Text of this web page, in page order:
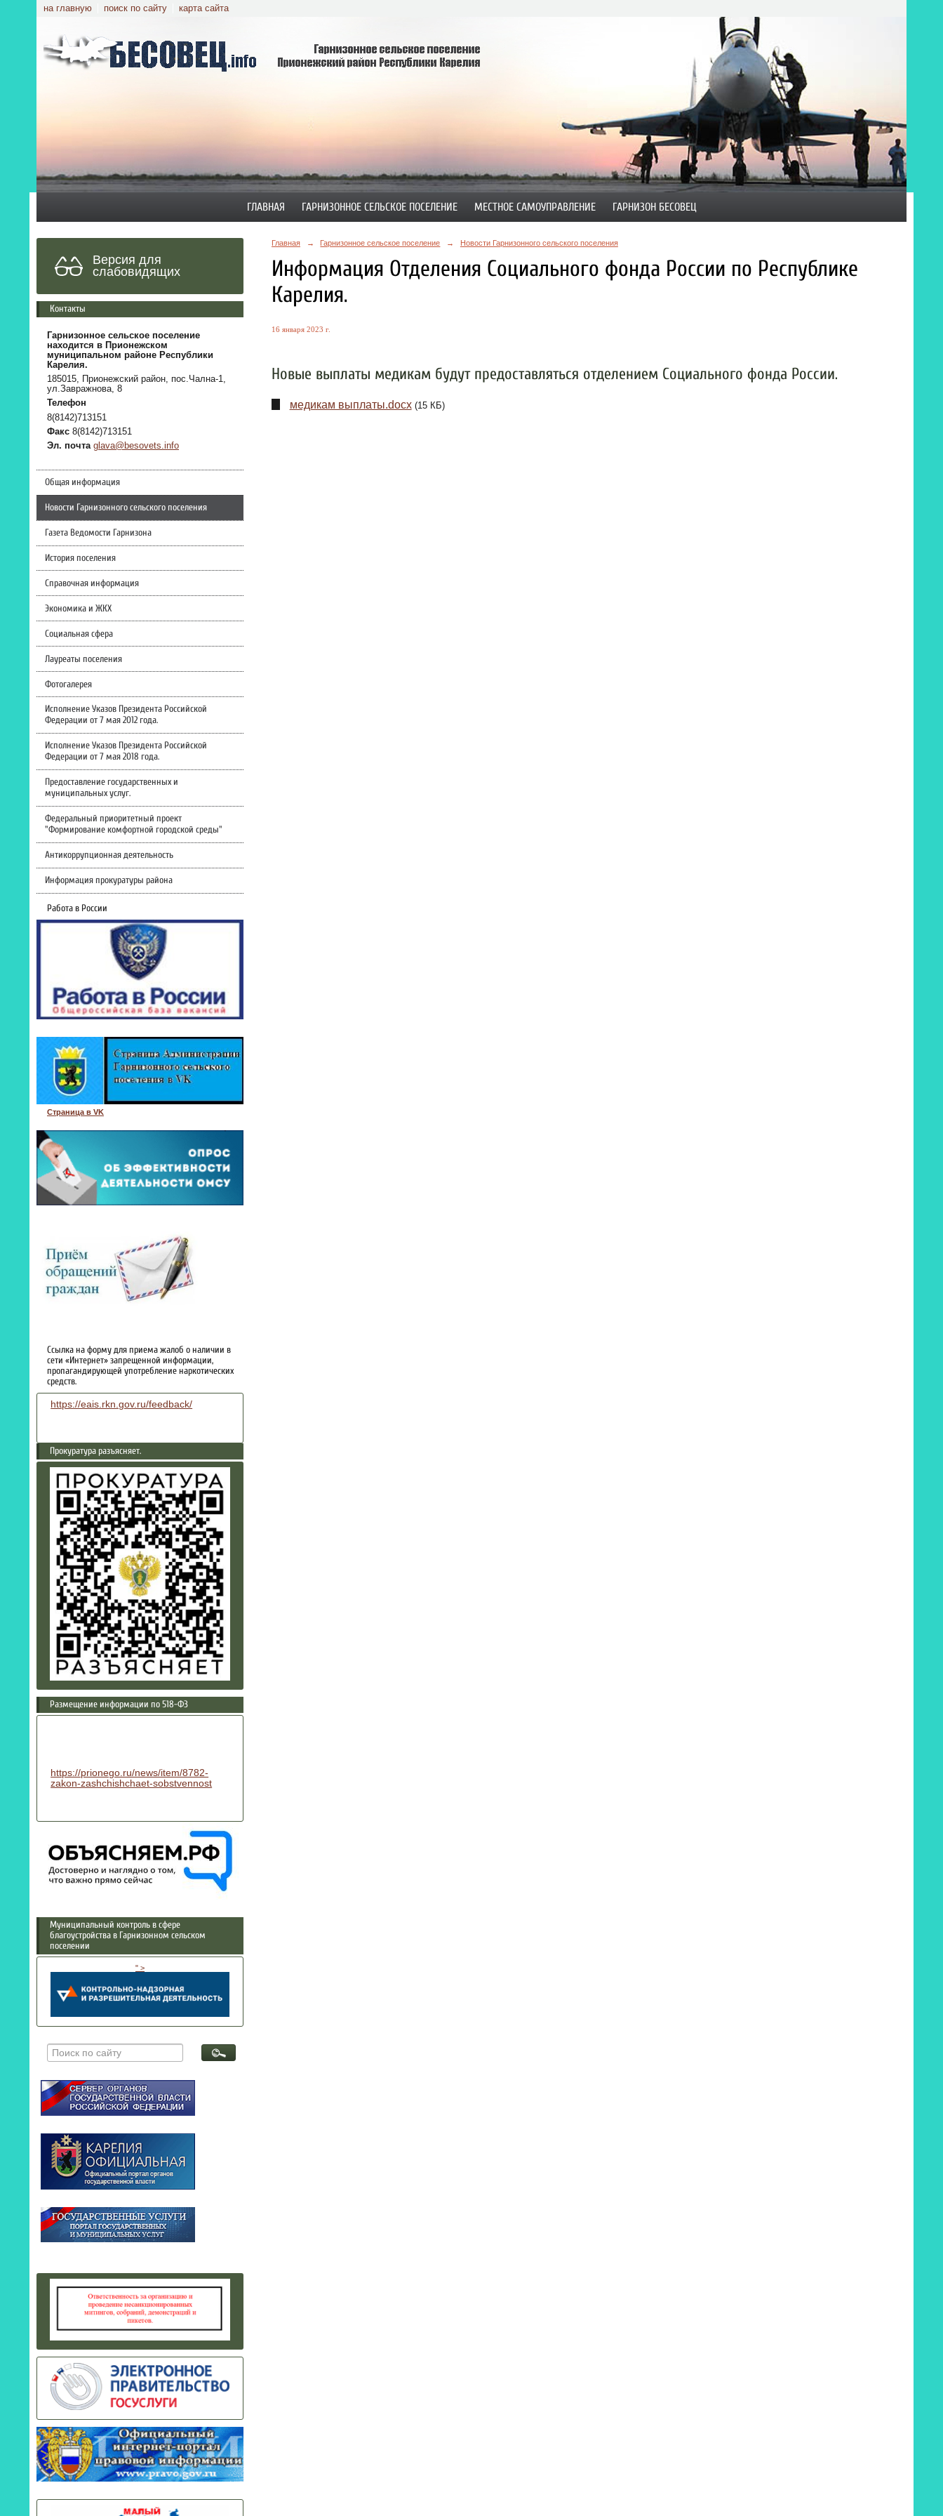
на главную поиск по сайту карта сайта
ГЛАВНАЯ ГАРНИЗОННОЕ СЕЛЬСКОЕ ПОСЕЛЕНИЕ МЕСТНОЕ САМОУПРАВЛЕНИЕ ГАРНИЗОН БЕСОВЕЦ
Версия для
слабовидящих
Контакты
Гарнизонное сельское поселение
находится в Прионежском
муниципальном районе Республики
Карелия.
185015, Прионежский район, пос.Чална-1,
ул.Завражнова, 8
Телефон
8(8142)713151
Факс 8(8142)713151
Эл. почта glava@besovets.info
Общая информация
Новости Гарнизонного сельского поселения
Газета Ведомости Гарнизона
История поселения
Справочная информация
Экономика и ЖКХ
Социальная сфера
Лауреаты поселения
Фотогалерея
Исполнение Указов Президента Российской
Федерации от 7 мая 2012 года.
Исполнение Указов Президента Российской
Федерации от 7 мая 2018 года.
Предоставление государственных и
муниципальных услуг.
Федеральный приоритетный проект
"Формирование комфортной городской среды"
Антикоррупционная деятельность
Информация прокуратуры района
Работа в России
Страница в VK
Ссылка на форму для приема жалоб о наличии в
сети «Интернет» запрещенной информации,
пропагандирующей употребление наркотических
средств.
https://eais.rkn.gov.ru/feedback/
Прокуратура разъясняет.
Размещение информации по 518-ФЗ
https://prionego.ru/news/item/8782-
zakon-zashchishchaet-sobstvennost
Муниципальный контроль в сфере
благоустройства в Гарнизонном сельском
поселении
" >
Главная → Гарнизонное сельское поселение → Новости Гарнизонного сельского поселения
Информация Отделения Социального фонда России по Республике
Карелия.
16 января 2023 г.
Новые выплаты медикам будут предоставляться отделением Социального фонда России.
медикам выплаты.docx (15 КБ)